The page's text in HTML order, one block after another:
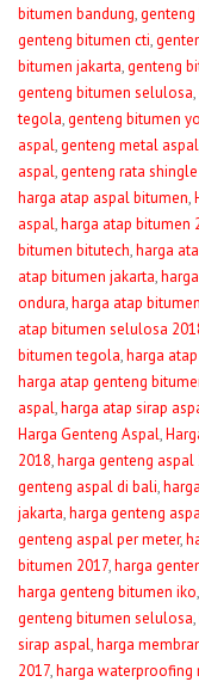
bitumen bandung,
genteng bitumen cti,
bitumen jakarta,genteng
genteng bitumen selulosa,
tegola,genteng bitumen
aspal,genteng metal aspal
aspal,genteng rata
harga atap aspal bitumen,
aspal,harga atap bitumen
bitumen bitutech,harga
atap bitumen jakarta,
ondura,harga atap
atap bitumen selulosa
bitumen tegola,harga
harga atap genteng
aspal,harga atap sirap
Harga Genteng Aspal,
2018,harga genteng aspal
genteng aspal di bali,
jakarta,harga genteng
genteng aspal per meter,
bitumen 2017,harga
harga genteng bitumen iko,
genteng bitumen selulosa,
sirap aspal,harga
2017,harga waterproofing